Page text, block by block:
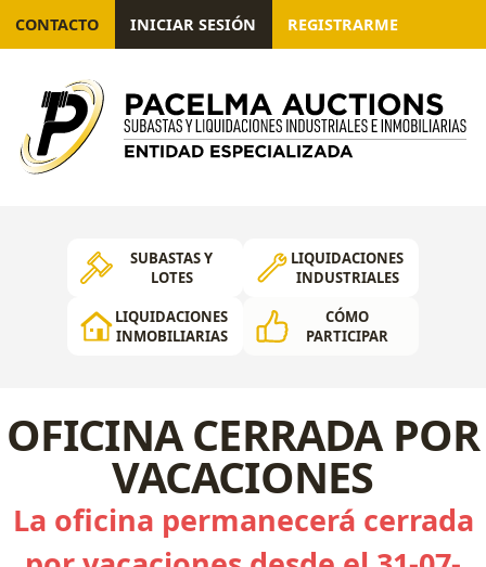
CONTACTO INICIAR SESIÓN REGISTRARME
SUBASTAS Y
LOTES
LIQUIDACIONES
INDUSTRIALES
LIQUIDACIONES
INMOBILIARIAS
CÓMO
PARTICIPAR
OFICINA CERRADA POR
VACACIONES
La oficina permanecerá cerrada